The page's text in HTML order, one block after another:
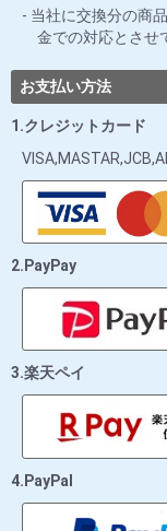
当社に交換分の商
金での対応とさせ
お支払い方法
1.クレジットカード
2.PayPay
3.楽天ペイ
4.PayPal